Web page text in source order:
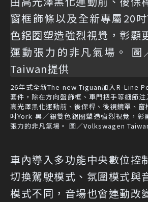
26年式全新The new Tiguan加入R-Line
套件，除在方向盤飾框、車門把手等細節
高光澤黑化運動前、後保桿、後視鏡罩、
吋York 黑／銀雙色鋁圈塑造強烈視覺，彰
張力的非凡氣場。 圖／Volkswagen
車內導入多功能中央數位控
切換駕駛模式、氛圍模式與
模式不同，音場也會連動改